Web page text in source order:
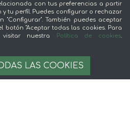
con tus preferencias a partir
tu perfil. Puedes configurar o rechazar
"Configurar". También puedes aceptar
botón "Aceptar todas las cookies. Para
visitar nuestra
Política de cookies.
LAS COOKIES